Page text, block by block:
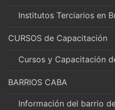
Institutos Terciarios en
CURSOS de Capacitación
Cursos y Capacitación
BARRIOS CABA
Información del barrio